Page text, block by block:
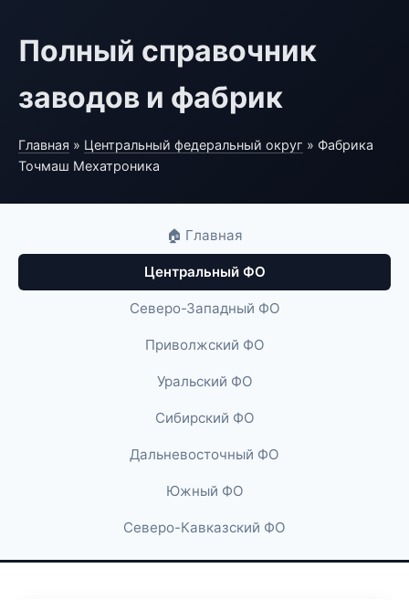
Полный справочник
заводов и фабрик
Главная » Центральный федеральный округ » Фабрика
Точмаш Мехатроника
🏠 Главная
Центральный ФО
Северо-Западный ФО
Приволжский ФО
Уральский ФО
Сибирский ФО
Дальневосточный ФО
Южный ФО
Северо-Кавказский ФО